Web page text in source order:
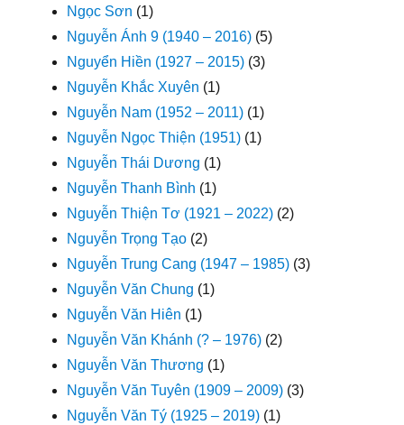
Ngọc Sơn (1)
Nguyễn Ánh 9 (1940 – 2016) (5)
Nguyển Hiền (1927 – 2015) (3)
Nguyễn Khắc Xuyên (1)
Nguyễn Nam (1952 – 2011) (1)
Nguyễn Ngọc Thiện (1951) (1)
Nguyễn Thái Dương (1)
Nguyễn Thanh Bình (1)
Nguyễn Thiện Tơ (1921 – 2022) (2)
Nguyễn Trọng Tạo (2)
Nguyễn Trung Cang (1947 – 1985) (3)
Nguyễn Văn Chung (1)
Nguyễn Văn Hiên (1)
Nguyễn Văn Khánh (? – 1976) (2)
Nguyễn Văn Thương (1)
Nguyễn Văn Tuyên (1909 – 2009) (3)
Nguyễn Văn Tý (1925 – 2019) (1)